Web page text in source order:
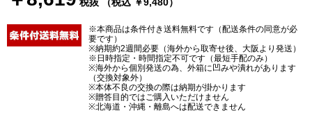
※本商品は条件付き送料無料です（配送条件の同意が必
要です）
※納期約2週間必要（海外から取寄せ後、大阪より発送）
※日時指定・時間指定不可です（最短手配のみ）
※海外から個別発送の為、外箱に凹みや潰れがあります
（交換対象外）
※本体不良の交換の際は納期が掛かります
※贈答目的ではご購入いただけません
※北海道・沖縄・離島へは配送できません